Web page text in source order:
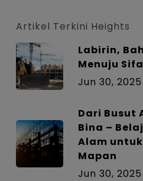
Artikel Terkini Heights
Labirin,
Menuju
Jun 30, 2025
Dari Busut
Bina –
Alam
Mapan
Jun 30, 2025